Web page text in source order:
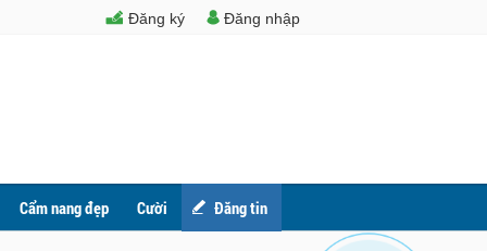
Đăng nhập
Đăng ký
Cẩm nang đẹp Cười Đăng tin